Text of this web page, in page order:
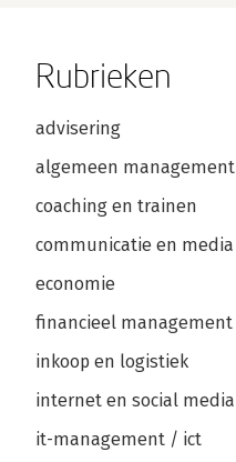
Rubrieken
advisering
algemeen management
coaching en trainen
communicatie en media
economie
financieel management
inkoop en logistiek
internet en social media
it-management / ict